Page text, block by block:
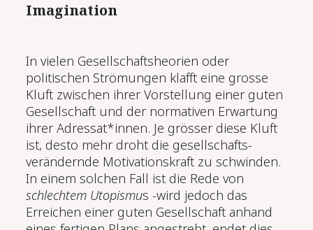
Imagination
In vielen Gesellschaftsheorien oder
politischen Strömungen klafft eine grosse
Kluft zwischen ihrer Vorstellung einer guten
Gesellschaft und der normativen Erwartung
ihrer Adressat*innen. Je grösser diese Kluft
ist, desto mehr droht die gesellschafts­
verändernde Motivationskraft zu schwinden.
In einem solchen Fall ist die Rede von
schlechtem Utopismus -wird jedoch das
Erreichen einer guten Gesellschaft anhand